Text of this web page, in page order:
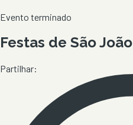
Evento terminado
Festas de São
Partilhar: